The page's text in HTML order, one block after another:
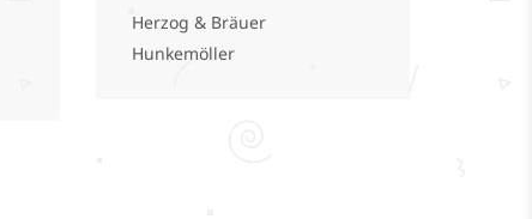
Herzog & Bräuer
Hunkemöller